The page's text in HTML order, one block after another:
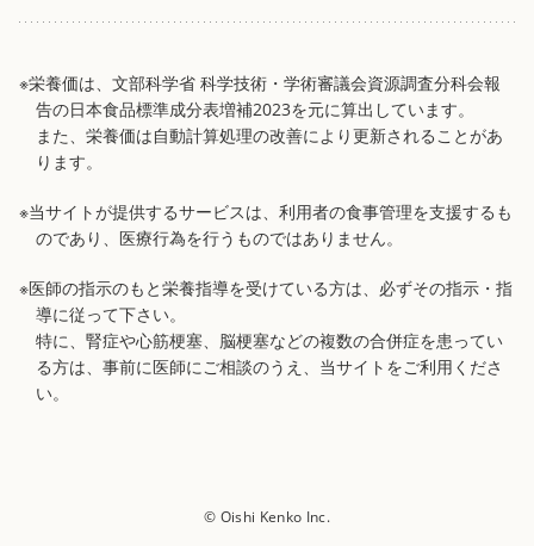
※栄養価は、文部科学省 科学技術・学術審議会資源調査分科会報
告の日本食品標準成分表増補2023を元に算出しています。
また、栄養価は自動計算処理の改善により更新されることがあ
ります。
※当サイトが提供するサービスは、利用者の食事管理を支援するも
のであり、医療行為を行うものではありません。
※医師の指示のもと栄養指導を受けている方は、必ずその指示・指
導に従って下さい。
特に、腎症や心筋梗塞、脳梗塞などの複数の合併症を患ってい
る方は、事前に医師にご相談のうえ、当サイトをご利用くださ
い。
© Oishi Kenko Inc.